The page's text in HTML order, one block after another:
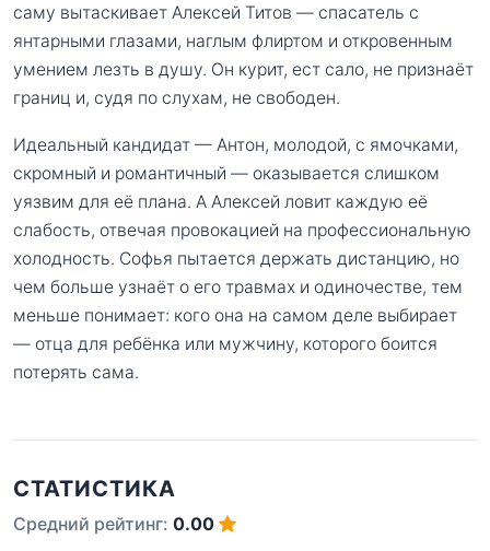
саму вытаскивает Алексей Титов — спасатель с
янтарными глазами, наглым флиртом и откровенным
умением лезть в душу. Он курит, ест сало, не признаёт
границ и, судя по слухам, не свободен.
Идеальный кандидат — Антон, молодой, с ямочками,
скромный и романтичный — оказывается слишком
уязвим для её плана. А Алексей ловит каждую её
слабость, отвечая провокацией на профессиональную
холодность. Софья пытается держать дистанцию, но
чем больше узнаёт о его травмах и одиночестве, тем
меньше понимает: кого она на самом деле выбирает
— отца для ребёнка или мужчину, которого боится
потерять сама.
СТАТИСТИКА
Средний рейтинг: 0.00